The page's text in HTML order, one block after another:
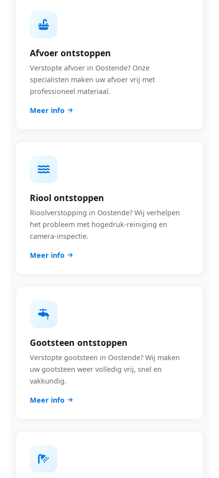
Afvoer ontstoppen
Verstopte afvoer in Oostende? Onze
specialisten maken uw afvoer vrij met
professioneel materiaal.
Meer info
Riool ontstoppen
Rioolverstopping in Oostende? Wij verhelpen
het probleem met hogedruk-reiniging en
camera-inspectie.
Meer info
Gootsteen ontstoppen
Verstopte gootsteen in Oostende? Wij maken
uw gootsteen weer volledig vrij, snel en
vakkundig.
Meer info